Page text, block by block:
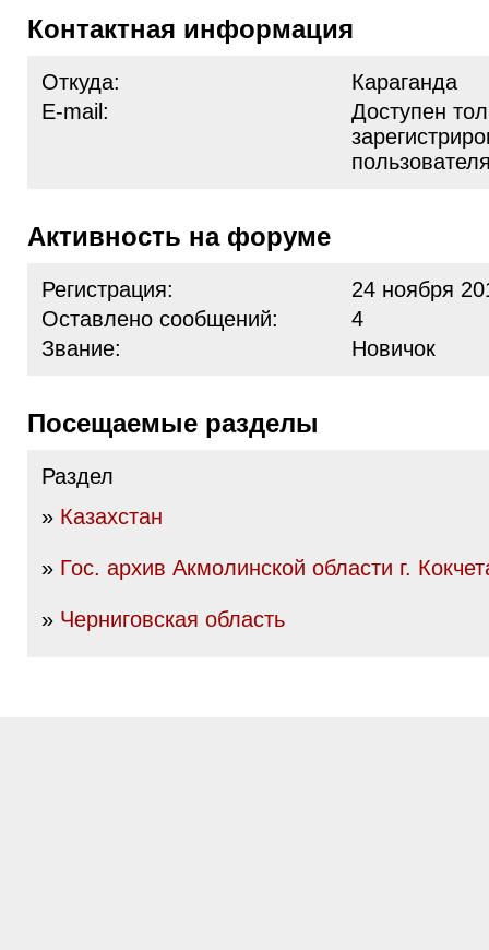
Контактная информация
Откуда:
Караганда
E-mail:
Доступен
Активность на форуме
Регистрация:
24 ноября
Оставлено сообщений:
4
Звание:
Новичок
Посещаемые разделы
Раздел
» Казахстан
» Гос. архив Акмолинской области г.
» Черниговская область